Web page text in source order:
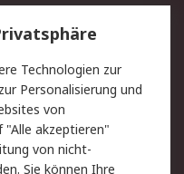
Privatkunden
Technologien zur
Personalisierung und
von
akzeptieren"
von nicht-
Sie können Ihre